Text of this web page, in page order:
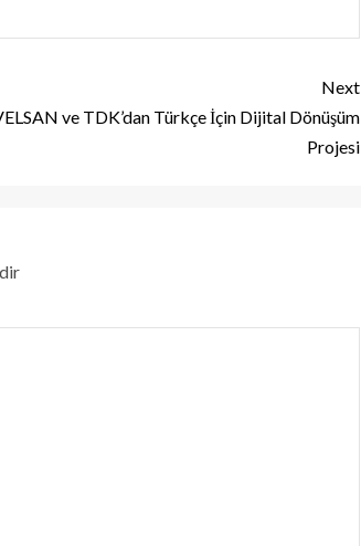
Next
ve TDK’dan Türkçe İçin Dijital Dönüşüm
Projesi